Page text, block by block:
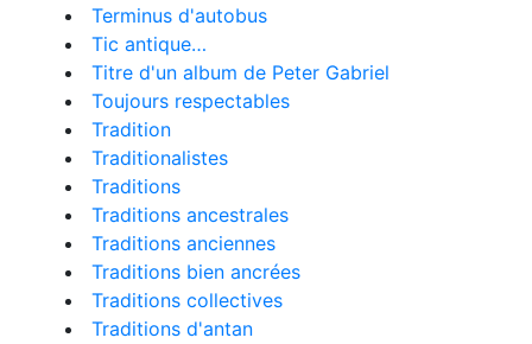
Terminus d'autobus
Tic antique…
Titre d'un album de Peter Gabriel
Toujours respectables
Tradition
Traditionalistes
Traditions
Traditions ancestrales
Traditions anciennes
Traditions bien ancrées
Traditions collectives
Traditions d'antan